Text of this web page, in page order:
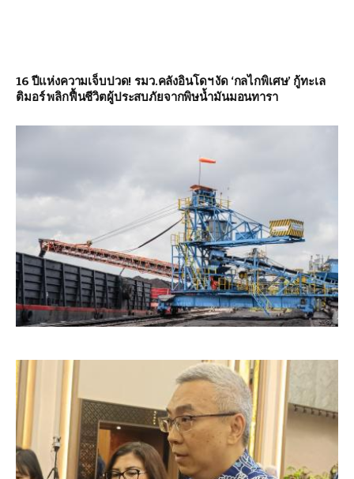
16 ปีแห่งความเจ็บปวด! รมว.คลังอินโดฯ งัด ‘กลไกพิเศษ’ กู้ทะเล
ติมอร์ พลิกฟื้นชีวิตผู้ประสบภัยจากพิษน้ำมันมอนทารา